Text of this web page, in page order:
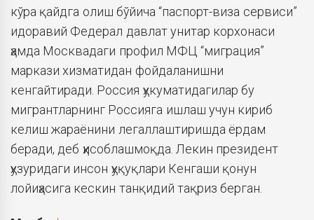
кўра қайдга олиш бўйича “паспорт-виза сервиси”
идоравий Федерал давлат унитар корхонаси
ҳамда Москвадаги профил МФЦ “миграция”
маркази хизматидан фойдаланишни
кенгайтиради. Россия ҳукуматидагилар бу
мигрантларнинг Россияга ишлаш учун кириб
келиш жараёнини легаллаштиришда ёрдам
беради, деб ҳисоблашмоқда. Лекин президент
ҳузуридаги инсон ҳуқуқлари Кенгаши қонун
лойиҳасига кескин танқидий тақриз берган.